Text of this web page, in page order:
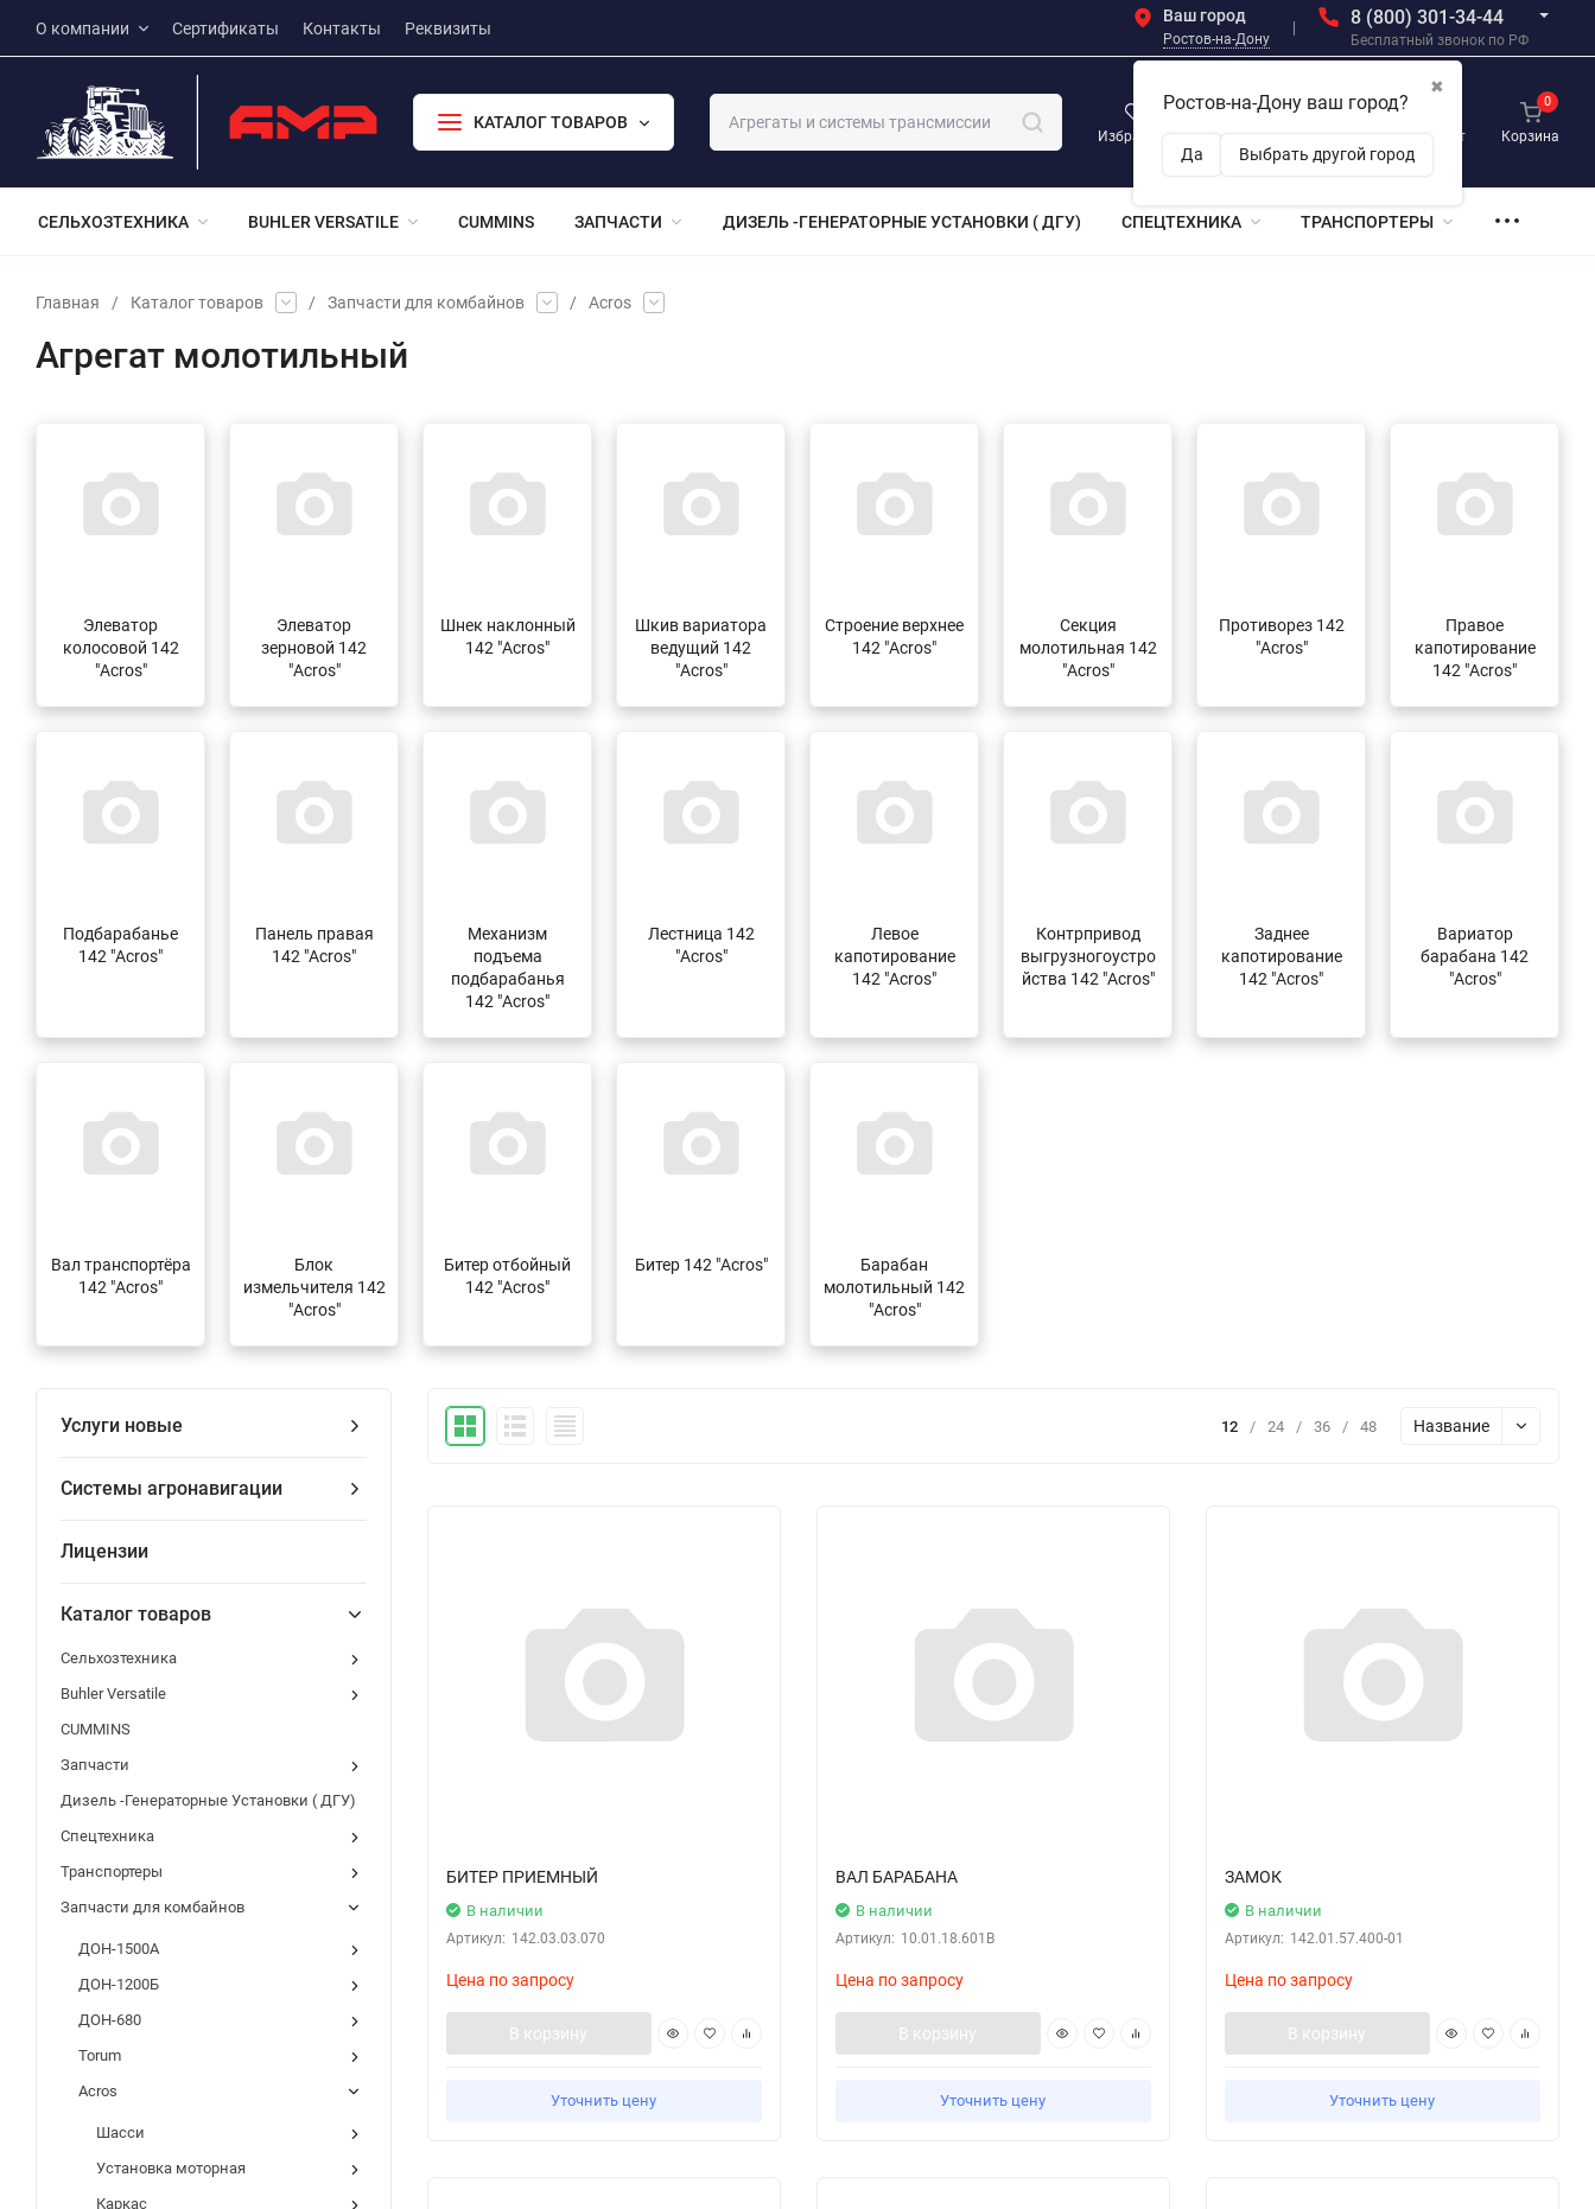
О компании Сертификаты Контакты Реквизиты
Ваш город
Ростов-на-Дону
✖
Ростов-на-Дону ваш город?
Да Выбрать другой город
8 (800) 301-34-44
Бесплатный звонок по РФ
КАТАЛОГ ТОВАРОВ
Избранное
0
Личный кабинет Корзина
0
СЕЛЬХОЗТЕХНИКА BUHLER VERSATILE CUMMINS ЗАПЧАСТИ ДИЗЕЛЬ -ГЕНЕРАТОРНЫЕ УСТАНОВКИ ( ДГУ) СПЕЦТЕХНИКА ТРАНСПОРТЕРЫ
Главная / Каталог товаров / Запчасти для комбайнов / Acros
Агрегат молотильный
Элеватор
колосовой 142
"Acros"
Элеватор
зерновой 142
"Acros"
Шнек наклонный
142 "Acros"
Шкив вариатора
ведущий 142
"Acros"
Строение верхнее
142 "Acros"
Секция
молотильная 142
"Acros"
Противорез 142
"Acros"
Правое
капотирование
142 "Acros"
Подбарабанье
142 "Acros"
Панель правая
142 "Acros"
Механизм
подъема
подбарабанья
142 "Acros"
Лестница 142
"Acros"
Левое
капотирование
142 "Acros"
Контрпривод
выгрузногоустро
йства 142 "Acros"
Заднее
капотирование
142 "Acros"
Вариатор
барабана 142
"Acros"
Вал транспортёра
142 "Acros"
Блок
измельчителя 142
"Acros"
Битер отбойный
142 "Acros"
Битер 142 "Acros"
Барабан
молотильный 142
"Acros"
Услуги новые
Системы агронавигации
Лицензии
Каталог товаров
Сельхозтехника
Buhler Versatile
CUMMINS
Запчасти
Дизель -Генераторные Установки ( ДГУ)
Спецтехника
Транспортеры
Запчасти для комбайнов
ДОН-1500А
ДОН-1200Б
ДОН-680
Torum
Acros
Шасси
Установка моторная
Каркас
12 / 24 / 36 / 48 Название
БИТЕР ПРИЕМНЫЙ
В наличии
Артикул: 142.03.03.070
Цена по запросу
В корзину
Уточнить цену
ВАЛ БАРАБАНА
В наличии
Артикул: 10.01.18.601В
Цена по запросу
В корзину
Уточнить цену
ЗАМОК
В наличии
Артикул: 142.01.57.400-01
Цена по запросу
В корзину
Уточнить цену